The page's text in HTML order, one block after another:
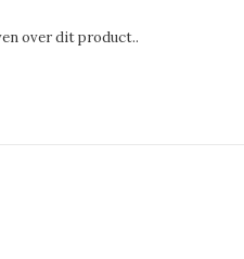
over dit product..